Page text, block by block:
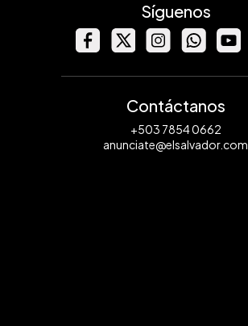
Síguenos
Contáctanos
+503 7854 0662
anunciate@elsalvador.com